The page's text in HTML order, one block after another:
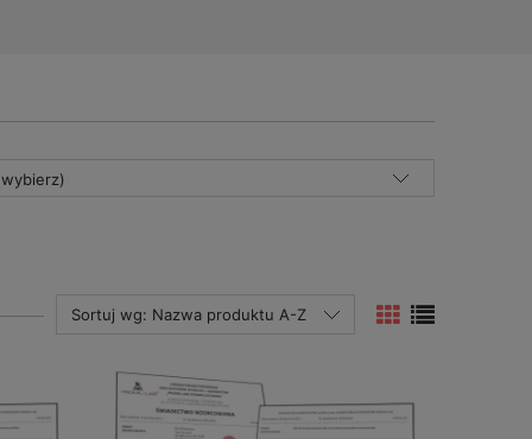
Sortuj wg: Nazwa produktu A-Z